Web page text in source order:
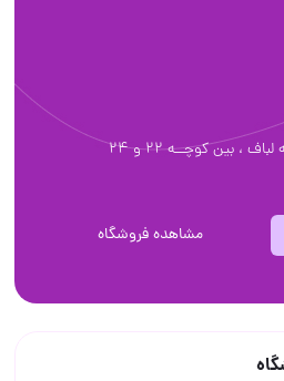
، بین کوچــه 22 و 24
مشاهده فروشگاه